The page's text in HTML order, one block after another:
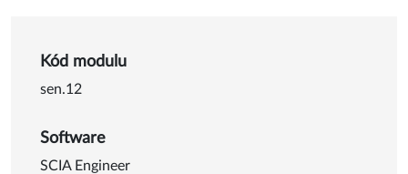
Kód modulu
sen.12
Software
SCIA Engineer